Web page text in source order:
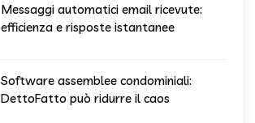
Messaggi automatici email ricevute:
efficienza e risposte istantanee
Software assemblee condominiali:
DettoFatto può ridurre il caos